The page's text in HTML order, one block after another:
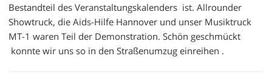
Bestandteil des Veranstaltungskalenders ist. Allrounder
Showtruck, die Aids-Hilfe Hannover und unser Musiktruck
MT-1 waren Teil der Demonstration. Schön geschmückt
konnte wir uns so in den Straßenumzug einreihen .